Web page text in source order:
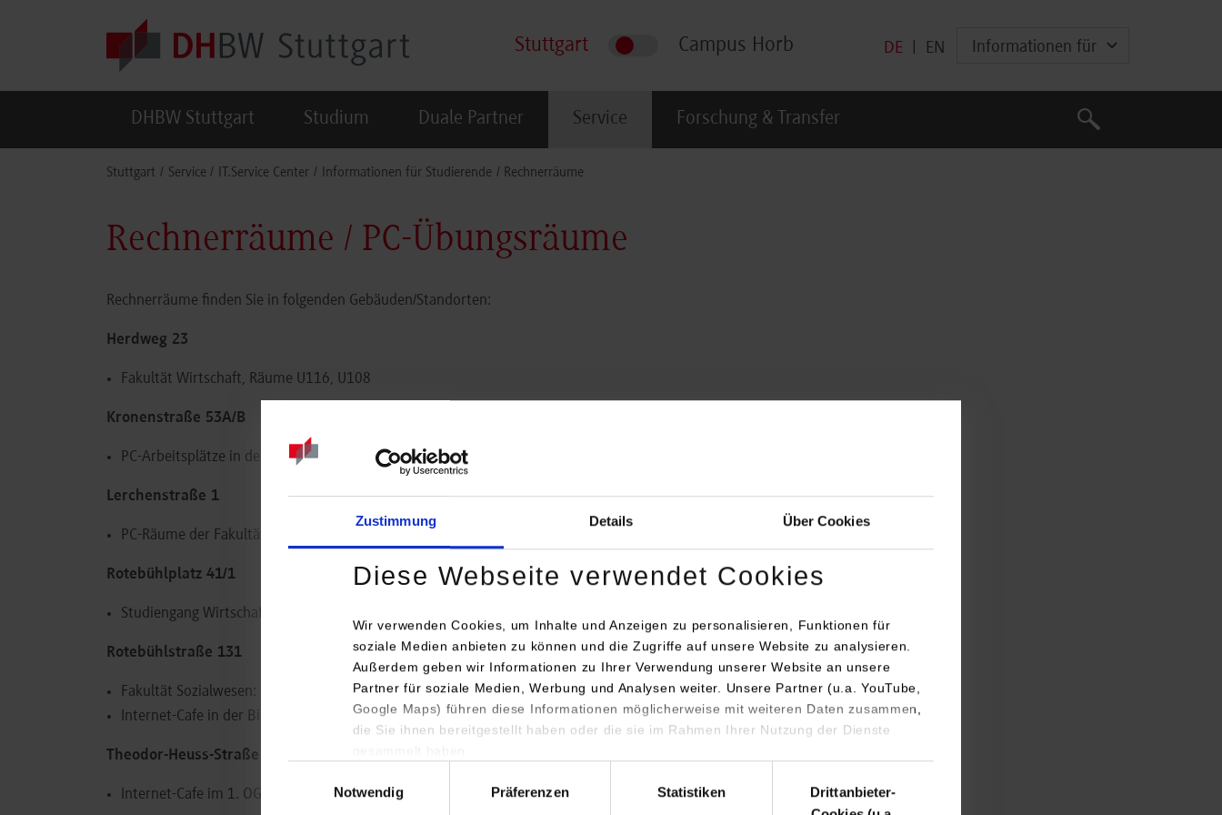
Zustimmung Details Über Cookies
Diese Webseite verwendet Cookies
Wir verwenden Cookies, um Inhalte und Anzeigen zu personalisieren, Funktionen für
soziale Medien anbieten zu können und die Zugriffe auf unsere Website zu analysieren.
Außerdem geben wir Informationen zu Ihrer Verwendung unserer Website an unsere
Partner für soziale Medien, Werbung und Analysen weiter. Unsere Partner (u.a. YouTube,
Google Maps) führen diese Informationen möglicherweise mit weiteren Daten zusammen,
die Sie ihnen bereitgestellt haben oder die sie im Rahmen Ihrer Nutzung der Dienste
Notwendig
Präferenzen Statistiken
Drittanbieter-
Stuttgart Campus Horb DE EN Informationen für
DHBW Stuttgart Studium Duale Partner Service Forschung & Transfer
Suche
Suche
Stuttgart Service IT.Service Center Informationen für Studierende Rechnerräume
Rechnerräume / PC-Übungsräume
Rechnerräume finden Sie in folgenden Gebäuden/Standorten:
Herdweg 23
Fakultät Wirtschaft, Räume U116, U108
Kronenstraße 53A/B
PC-Arbeitsplätze in der Bibliothek
Lerchenstraße 1
PC-Räume der Fakultät Technik
Rotebühlplatz 41/1
Studiengang Wirtschaftsinformatik: Räume 312, 326
Rotebühlstraße 131
Fakultät Sozialwesen: Raum 320
Internet-Cafe in der Bibliothek im Erdgeschoss
Theodor-Heuss-Straße 2
Internet-Cafe im 1. OG